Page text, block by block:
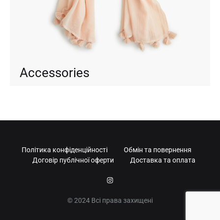
Accessories
© 2024 Всі права захищені
Політика конфіденційності
Обмін та повернення
Договір публічної оферти
Доставка та оплата
Instagram